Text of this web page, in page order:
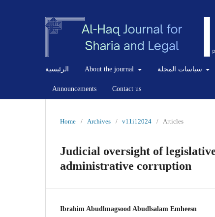
الرئيسية About the journal
Announcements Contact us
Home / Archives / v11i12024 / Articles
Judicial oversight of
administrative corruption
Ibrahim Abudlmagsood Abudlsalam Emheesn